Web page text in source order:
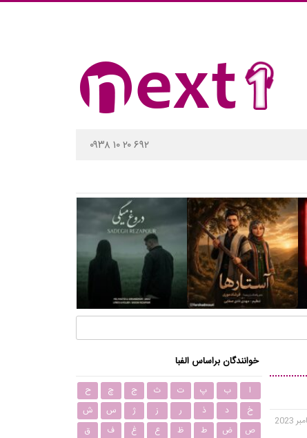
۰۹۳۸ ۱۰ ۲۰ ۶۹۲
خوانندگان براساس الفبا
ا ب پ ت ث ج چ
ح
خ
د ذ ر ز ژ س
ش
ص
ض ط ظ ع غ ف
ق